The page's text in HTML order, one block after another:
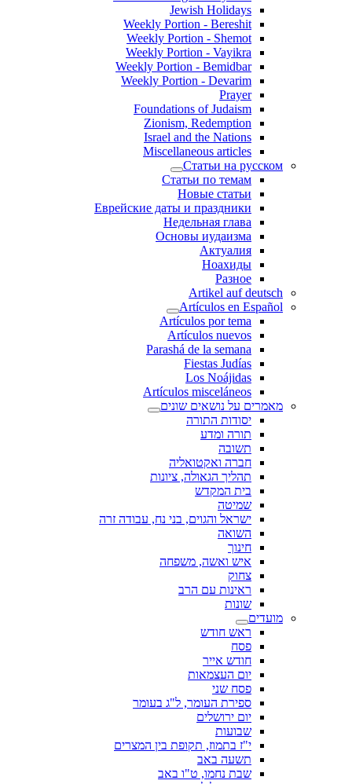
Jewish Holidays
Weekly Portion - Bereshit
Weekly Portion - Shemot
Weekly Portion - Vayikra
Weekly Portion - Bemidbar
Weekly Portion - Devarim
Prayer
Foundations of Judaism
Zionism, Redemption
Israel and the Nations
Miscellaneous articles
Статьи на русском
Статьи по темам
Новые статьи
Еврейские даты и праздники
Недельная глава
Основы иудаизма
Актуалия
Ноахиды
Разное
Artikel auf deutsch
Artículos en Español
Artículos por tema
Artículos nuevos
Parashá de la semana
Fiestas Judías
Los Noájidas
Artículos misceláneos
מאמרים על נושאים שונים
יסודות התורה
תורה ומדע
תשובה
חברה ואקטואליה
תהליך הגאולה, ציונות
בית המקדש
שמיטה
ישראל והגוים, בני נח, עבודה זרה
השואה
חינוך
איש ואשה, משפחה
צחוק
ראינות עם הרב
שונות
מועדים
ראש חודש
פסח
חודש אייר
יום העצמאות
פסח שני
ספירת העומר, ל"ג בעומר
יום ירושלים
שבועות
י"ז בתמוז, תקופת בין המצרים
תשעה באב
שבת נחמו, ט"ו באב